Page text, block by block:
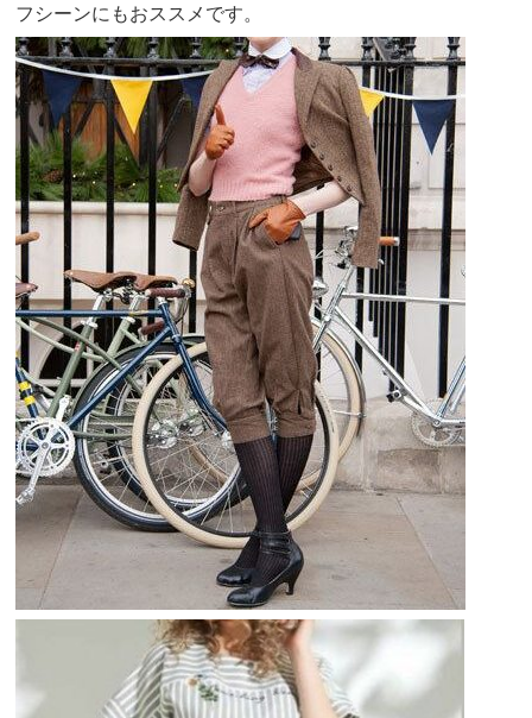
フシーンにもおススメです。